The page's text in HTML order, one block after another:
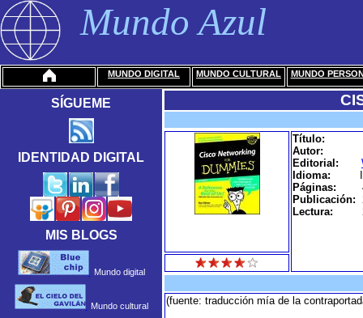
Mundo Azul
MUNDO DIGITAL MUNDO CULTURAL MUNDO
SÍGUEME
IDENTIDAD DIGITAL
MIS BLOGS
Mundo digital
Mundo cultural
Título:
Autor:
Editorial:
Idioma:
Páginas:
Publicación:
Lectura:
(fuente: traducción mía de la